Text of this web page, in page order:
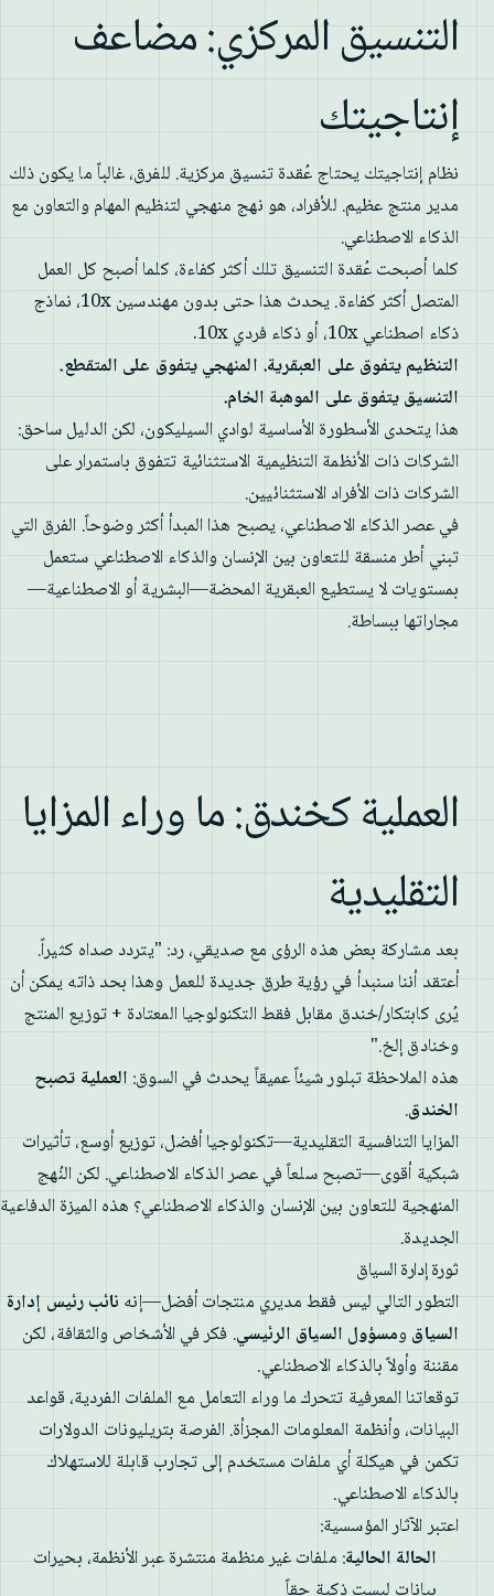
التنسيق المركزي: مضاعف
إنتاجيتك
نظام إنتاجيتك يحتاج عُقدة تنسيق مركزية. للفرق، غالباً ما يكون ذلك
مدير منتج عظيم. للأفراد، هو نهج منهجي لتنظيم المهام والتعاون مع
الذكاء الاصطناعي.
كلما أصبحت عُقدة التنسيق تلك أكثر كفاءة، كلما أصبح كل العمل
المتصل أكثر كفاءة. يحدث هذا حتى بدون مهندسين 10x، نماذج
ذكاء اصطناعي 10x، أو ذكاء فردي 10x.
التنظيم يتفوق على العبقرية. المنهجي يتفوق على المتقطع.
التنسيق يتفوق على الموهبة الخام.
هذا يتحدى الأسطورة الأساسية لوادي السيليكون، لكن الدليل ساحق:
الشركات ذات الأنظمة التنظيمية الاستثنائية تتفوق باستمرار على
الشركات ذات الأفراد الاستثنائيين.
في عصر الذكاء الاصطناعي، يصبح هذا المبدأ أكثر وضوحاً. الفرق التي
تبني أطر منسقة للتعاون بين الإنسان والذكاء الاصطناعي ستعمل
بمستويات لا يستطيع العبقرية المحضة—البشرية أو الاصطناعية—
مجاراتها ببساطة.
العملية كخندق: ما وراء المزايا
التقليدية
بعد مشاركة بعض هذه الرؤى مع صديقي، رد: "يتردد صداه كثيراً.
أعتقد أننا سنبدأ في رؤية طرق جديدة للعمل وهذا بحد ذاته يمكن أن
يُرى كابتكار/خندق مقابل فقط التكنولوجيا المعتادة + توزيع المنتج
وخنادق إلخ."
هذه الملاحظة تبلور شيئاً عميقاً يحدث في السوق:العملية تصبح
الخندق.
المزايا التنافسية التقليدية—تكنولوجيا أفضل، توزيع أوسع، تأثيرات
شبكية أقوى—تصبح سلعاً في عصر الذكاء الاصطناعي. لكن النُهج
المنهجية للتعاون بين الإنسان والذكاء الاصطناعي؟ هذه الميزة الدفاعية
الجديدة.
ثورة إدارة السياق
التطور التالي ليس فقط مديري منتجات أفضل—إنهنائب رئيس إدارة
السياقومسؤول السياق الرئيسي. فكر في الأشخاص والثقافة، لكن
مقننة وأولاً بالذكاء الاصطناعي.
توقعاتنا المعرفية تتحرك ما وراء التعامل مع الملفات الفردية، قواعد
البيانات، وأنظمة المعلومات المجزأة. الفرصة بتريليونات الدولارات
تكمن في هيكلة أي ملفات مستخدم إلى تجارب قابلة للاستهلاك
بالذكاء الاصطناعي.
اعتبر الآثار المؤسسية:
الحالة الحالية: ملفات غير منظمة منتشرة عبر الأنظمة، بحيرات